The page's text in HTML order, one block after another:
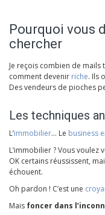
Pourquoi vous
chercher
Je reçois combien de
comment devenir riche. Ils
Des vendeurs de pioches
Les techniques
L’immobilier… Le business
L’immobilier ? Vous voulez
OK certains réussissent,
échouent.
Oh pardon ! C’est une
Mais foncer dans